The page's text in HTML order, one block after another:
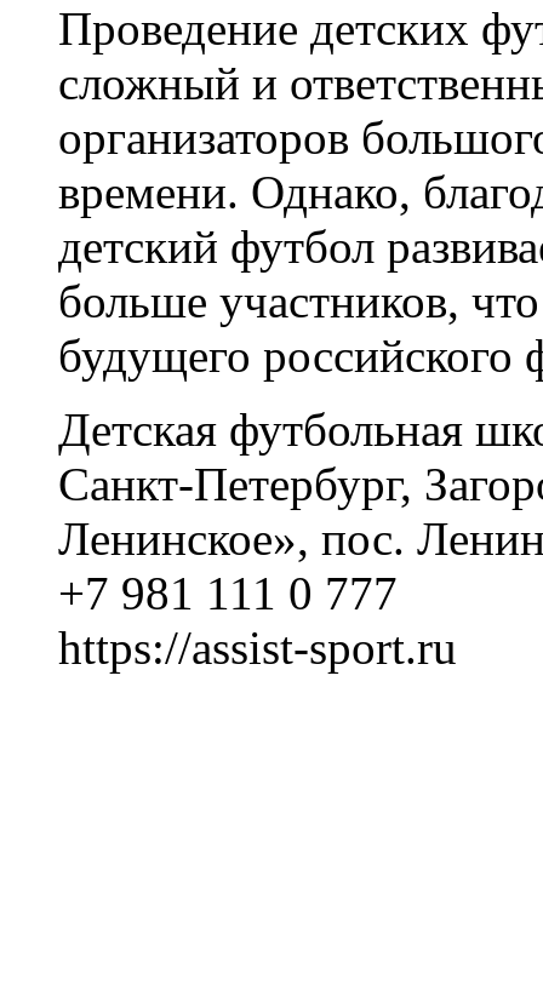
Проведение детских
сложный и
организаторов
времени. Однако,
детский футбол
больше участников,
будущего российского
Детская футбольная
Санкт-Петербург,
Ленинское», пос.
+7 981 111 0 777
https://assist-sport.ru